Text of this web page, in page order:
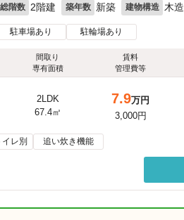
総階数 2階建 築年数 新築 建物構造 木造
駐車場あり 駐輪場あり
間取り
専有面積
賃料
管理費等
2LDK
67.4㎡
7.9万円
3,000円
レ別 追い炊き機能